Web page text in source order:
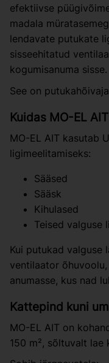
efektiivse
madala
lendavate putukate
sisseehitatud
kogumisanuma sisse.
See on
Kuidas MO-EL
MO-EL AIT kasutab
ligimeelitamiseks:
Sääsed
Sääsk
Kihulased
Teised valguse
Kui putukad valguse
ventilaator
anumasse, kus nad
Kattepind kuni
MO-EL AIT on
150 m², sõltuvalt